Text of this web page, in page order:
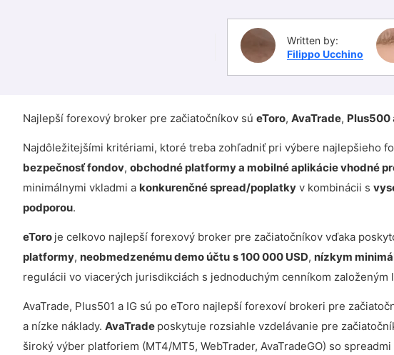
Written by:
Filippo Ucchino
Najlepší forexový broker pre začiatočníkov sú eToro, AvaTrade, Plus500
Najdôležitejšími kritériami, ktoré treba zohľadniť pri výbere najlepšieho
bezpečnosť fondov, obchodné platformy a mobilné aplikácie vhodné
minimálnymi vkladmi a konkurenčné spread/poplatky v kombinácii s
podporou.
eToro je celkovo najlepší forexový broker pre začiatočníkov vďaka
platformy, neobmedzenému demo účtu s 100 000 USD, nízkym
regulácii vo viacerých jurisdikciách s jednoduchým cenníkom založeným
AvaTrade, Plus501 a IG sú po eToro najlepší forexoví brokeri pre
a nízke náklady. AvaTrade poskytuje rozsiahle vzdelávanie pre
široký výber platforiem (MT4/MT5, WebTrader, AvaTradeGO) so